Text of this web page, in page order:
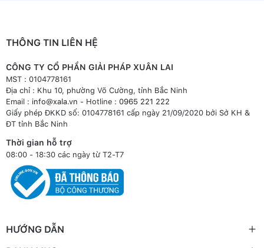
THÔNG TIN LIÊN HỆ
CÔNG TY CỔ PHẦN GIẢI PHÁP XUÂN LAI
MST : 0104778161
Địa chỉ : Khu 10, phường Võ Cường, tỉnh Bắc Ninh
Email : info@xala.vn - Hotline : 0965 221 222
Giấy phép ĐKKD số: 0104778161 cấp ngày 21/09/2020 bởi Sở KH &
ĐT tỉnh Bắc Ninh
Thời gian hỗ trợ
08:00 - 18:30 các ngày từ T2-T7
HƯỚNG DẪN